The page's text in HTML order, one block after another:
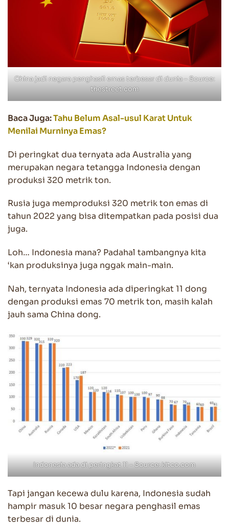
China jadi negara penghasil emas terbesar di dunia – Source:
thestreet.com
Baca Juga:Tahu Belum Asal-usul Karat Untuk
Menilai Murninya Emas?
Di peringkat dua ternyata ada Australia yang
merupakan negara tetangga Indonesia dengan
produksi 320 metrik ton.
Rusia juga memproduksi 320 metrik ton emas di
tahun 2022 yang bisa ditempatkan pada posisi dua
juga.
Loh… Indonesia mana? Padahal tambangnya kita
‘kan produksinya juga nggak main-main.
Nah, ternyata Indonesia ada diperingkat 11 dong
dengan produksi emas 70 metrik ton, masih kalah
jauh sama China dong.
Indonesia ada di peringkat 11 – Source: kitco.com
Tapi jangan kecewa dulu karena, Indonesia sudah
hampir masuk 10 besar negara penghasil emas
terbesar di dunia.